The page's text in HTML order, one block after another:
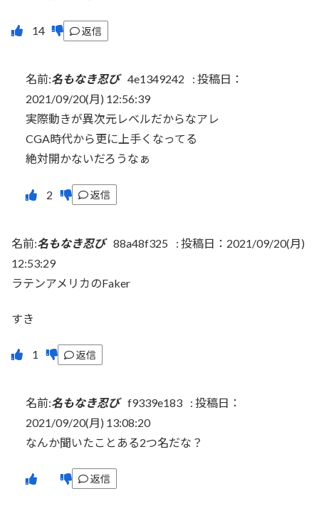
返信
名前:名もなき忍び 4e1349242 : 投稿日：
2021/09/20(月) 12:56:39
実際動きが異次元レベルだからなアレ
CGA時代から更に上手くなってる
絶対開かないだろうなぁ
返信
名前:名もなき忍び 88a48f325 : 投稿日：2021/09/20(月)
12:53:29
ラテンアメリカのFaker
すき
返信
名前:名もなき忍び f9339e183 : 投稿日：
2021/09/20(月) 13:08:20
なんか聞いたことある2つ名だな？
返信